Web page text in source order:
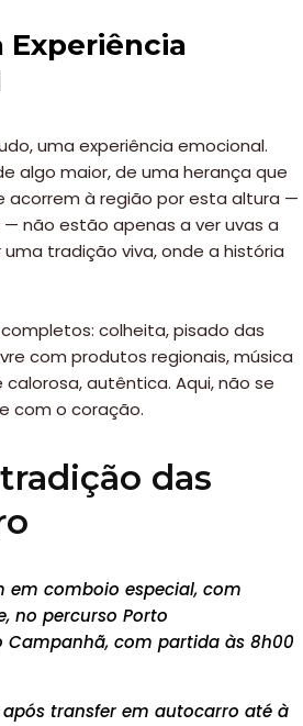
Experiência
uma experiência emocional.
algo maior, de uma herança que
acorrem à região por esta altura —
não estão apenas a ver uvas a
tradição viva, onde a história
colheita, pisado das
com produtos regionais, música
autêntica. Aqui, não se
com o coração.
das
em comboio especial, com
no percurso Porto
com partida às 8h00
transfer em autocarro até à